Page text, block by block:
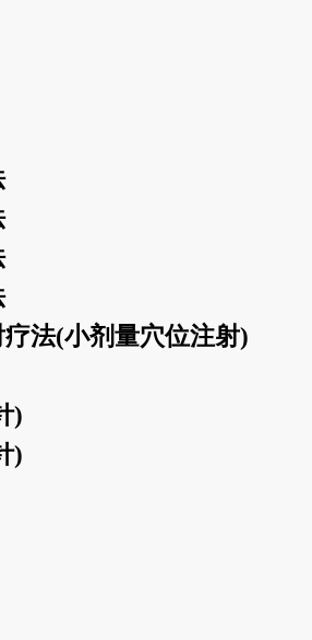
法(小剂量穴位注射)
)
)